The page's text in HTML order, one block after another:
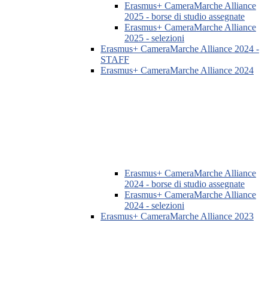
Erasmus+ CameraMarche Alliance
2025 - borse di studio assegnate
Erasmus+ CameraMarche Alliance
2025 - selezioni
Erasmus+ CameraMarche Alliance 2024 -
STAFF
Erasmus+ CameraMarche Alliance 2024
Erasmus+ CameraMarche Alliance
2024 - borse di studio assegnate
Erasmus+ CameraMarche Alliance
2024 - selezioni
Erasmus+ CameraMarche Alliance 2023